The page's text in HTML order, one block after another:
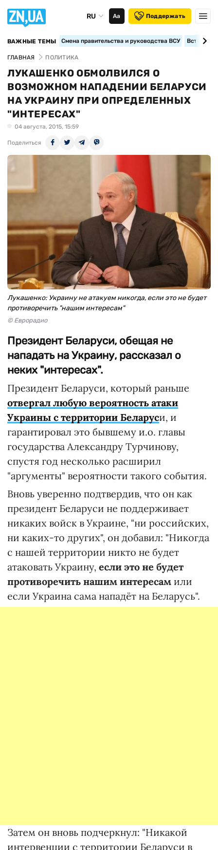
RU Аа Поддержать
ВАЖНЫЕ ТЕМЫ Смена правительства и руководства ВСУ
ГЛАВНАЯ ПОЛИТИКА
ЛУКАШЕНКО ОБМОЛВИЛСЯ О
ВОЗМОЖНОМ НАПАДЕНИИ БЕЛАРУСИ
НА УКРАИНУ ПРИ ОПРЕДЕЛЕННЫХ
"ИНТЕРЕСАХ"
04 августа, 2015, 15:59
Поделиться
Лукашенко: Украину не атакуем никогда, если это не будет
противоречить "нашим интересам"
© Еврорадио
Президент Беларуси, обещая не
нападать на Украину, рассказал о
неких "интересах".
Президент Беларуси, который раньше
отвергал любую вероятность атаки
Украины с территории Беларуси, и
гарантировал это бывшему и.о. главы
государства Александру Турчинову,
спустя год несколько расширил
"аргументы" вероятности такого события.
Вновь уверенно подтвердив, что он как
президент Беларуси не поддерживает
никаких войск в Украине, "ни российских,
ни каких-то других", он добавил: "Никогда
с нашей территории никто не будет
атаковать Украину, если это не будет
противоречить нашим интересам или
если Украина сама нападёт на Беларусь".
Затем он вновь подчеркнул: "Никакой
интервенции с территории Беларуси в